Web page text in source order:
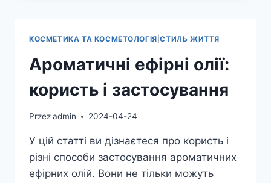
КОСМЕТИКА ТА КОСМЕТОЛОГІЯ |СТИЛЬ ЖИТТЯ
Ароматичні ефірні олії:
користь і застосування
Przezadmin 2024-04-24
У цій статті ви дізнаєтеся про користь і
різні способи застосування ароматичних
ефірних олій. Вони не тільки можуть